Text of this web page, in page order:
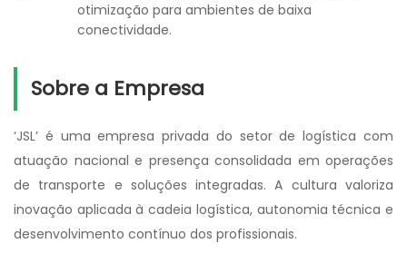
otimização para ambientes de baixa
conectividade.
Sobre a Empresa
‘JSL’ é uma empresa privada do setor de logística com
atuação nacional e presença consolidada em operações
de transporte e soluções integradas. A cultura valoriza
inovação aplicada à cadeia logística, autonomia técnica e
desenvolvimento contínuo dos profissionais.